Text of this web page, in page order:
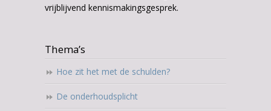
vrijblijvend kennismakingsgesprek.
Thema’s
Hoe zit het met de schulden?
De onderhoudsplicht